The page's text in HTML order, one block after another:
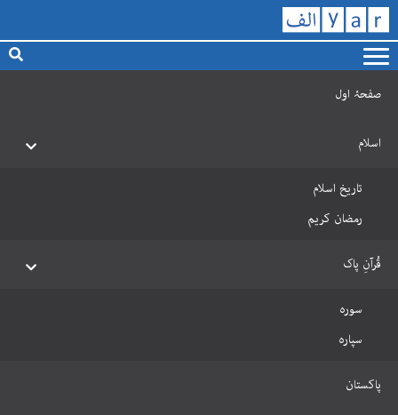
صفحۂ اول
اسلام
تاریخ اسلام
رمضان کریم
قُرآنِ پاک
سورہ
سپارہ
پاکستان